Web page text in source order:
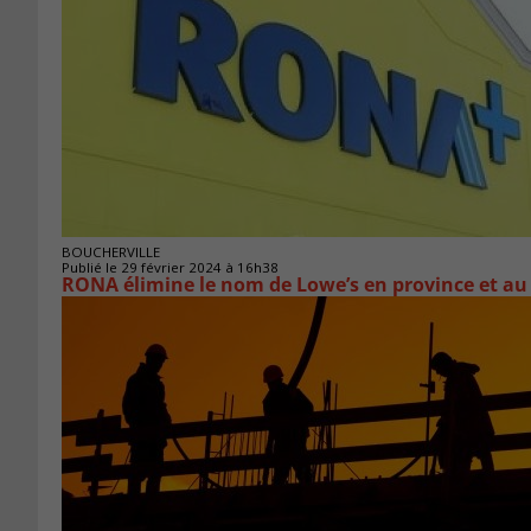
BOUCHERVILLE
Publié le 29 février 2024 à 16h38
RONA élimine le nom de Lowe’s en province et